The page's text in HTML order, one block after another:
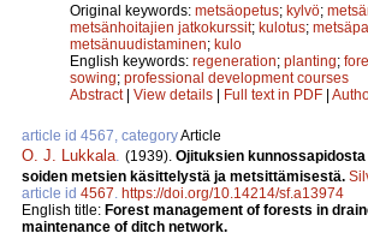
Original keywords: metsäopetus; kylvö;
metsänhoitajien jatkokurssit; kulotus;
metsänuudistaminen; kulo
English keywords: regeneration; planting;
sowing; professional development courses
Abstract| View details | Full text in PDF |
article id 4567, categoryArticle
O. J. Lukkala (1939). Ojituksien
soiden metsien käsittelystä ja metsittämisestä.
article id 4567 https://doi.org/10.14214/sf.a13974
English title: Forest management of forests in
maintenance of ditch network.